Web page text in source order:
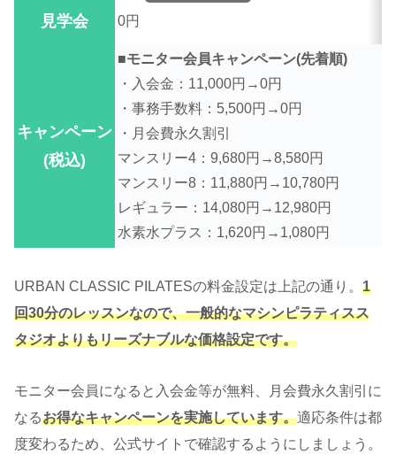
見学会 0円
キャンペーン
(税込)
■モニター会員キャンペーン(先着順)
・入会金：11,000円→0円
・事務手数料：5,500円→0円
・月会費永久割引
マンスリー4：9,680円→8,580円
マンスリー8：11,880円→10,780円
レギュラー：14,080円→12,980円
水素水プラス：1,620円→1,080円
URBAN CLASSIC PILATESの料金設定は上記の通り。 1
回30分のレッスンなので、一般的なマシンピラティスス
タジオよりもリーズナブルな価格設定です。
モニター会員になると入会金等が無料、月会費永久割引に
なるお得なキャンペーンを実施しています。適応条件は都
度変わるため、公式サイトで確認するようにしましょう。